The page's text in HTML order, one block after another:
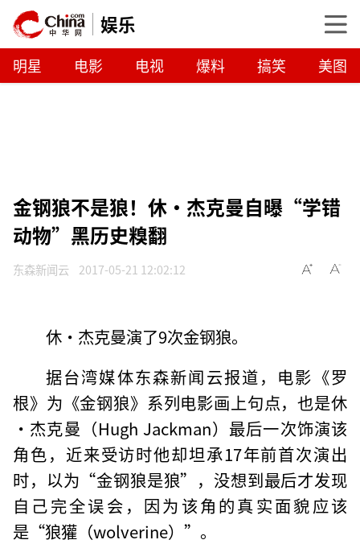
娱乐
明星 电影 电视 爆料 搞笑 美图
金钢狼不是狼！休·杰克曼自曝“学错
动物”黑历史糗翻
东森新闻云 2017-05-21 12:02:12
休·杰克曼演了9次金钢狼。
据台湾媒体东森新闻云报道，电影《罗
根》为《金钢狼》系列电影画上句点，也是休
·杰克曼（Hugh Jackman）最后一次饰演该
角色，近来受访时他却坦承17年前首次演出
时，以为“金钢狼是狼”，没想到最后才发现
自己完全误会，因为该角的真实面貌应该
是“狼獾（wolverine）”。